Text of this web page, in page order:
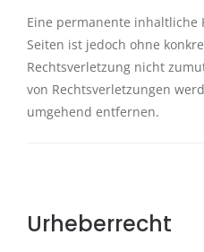
Eine permanente inhaltliche
Seiten ist jedoch ohne
Rechtsverletzung nicht
von Rechtsverletzungen
umgehend entfernen.
Urheberrecht